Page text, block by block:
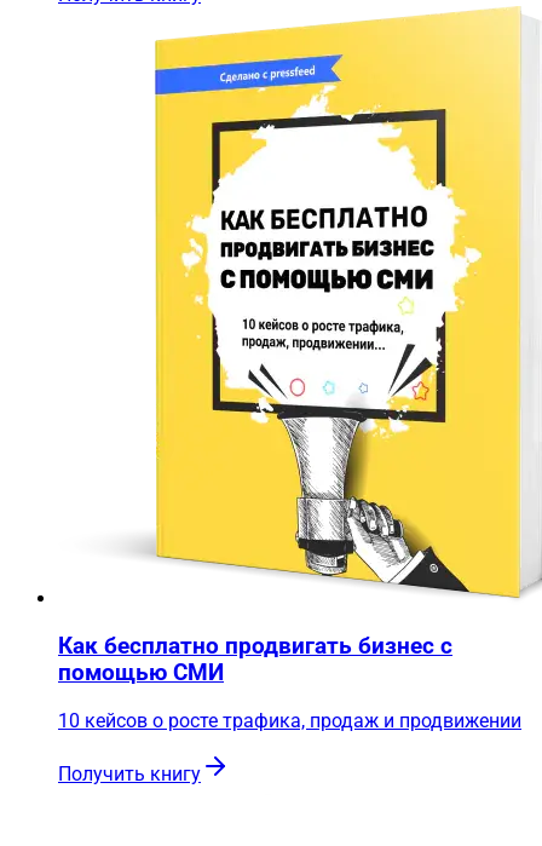
Как бесплатно продвигать бизнес с
помощью СМИ
10 кейсов о росте трафика, продаж и продвижении
Получить книгу